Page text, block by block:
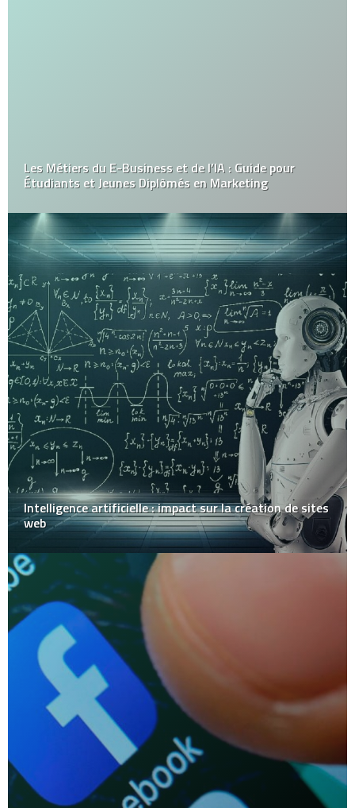
Les Métiers du E-Business et de l’IA : Guide pour
Étudiants et Jeunes Diplômés en Marketing
Intelligence artificielle : impact sur la création de sites
web